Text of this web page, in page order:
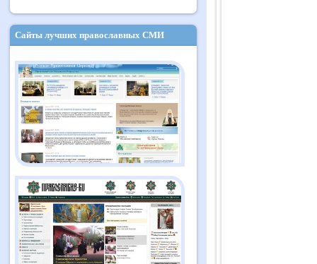
Сайты лучших православных СМИ